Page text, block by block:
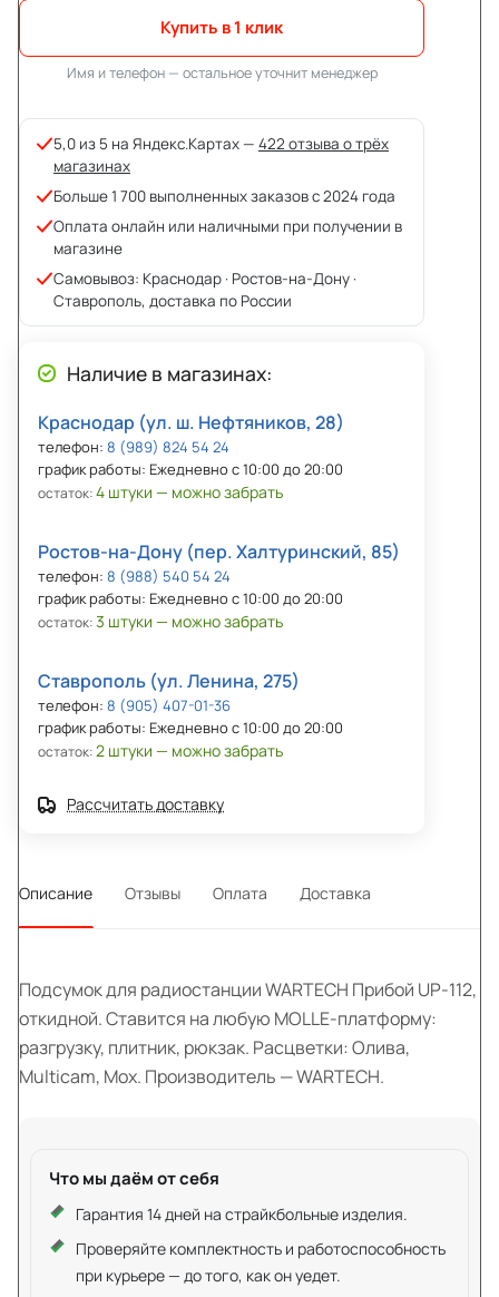
Купить в 1 клик
Имя и телефон — остальное уточнит менеджер
5,0 из 5 на Яндекс.Картах — 422 отзыва о трёх
магазинах
Больше 1 700 выполненных заказов с 2024 года
Оплата онлайн или наличными при получении в
магазине
Самовывоз: Краснодар · Ростов-на-Дону ·
Ставрополь, доставка по России
Наличие в магазинах:
Краснодар (ул. ш. Нефтяников, 28)
телефон: 8 (989) 824 54 24
график работы: Ежедневно с 10:00 до 20:00
остаток:4 штуки — можно забрать
Ростов-на-Дону (пер. Халтуринский, 85)
телефон: 8 (988) 540 54 24
график работы: Ежедневно с 10:00 до 20:00
остаток:3 штуки — можно забрать
Ставрополь (ул. Ленина, 275)
телефон: 8 (905) 407-01-36
график работы: Ежедневно с 10:00 до 20:00
остаток:2 штуки — можно забрать
Рассчитать доставку
Описание Отзывы Оплата Доставка
Подсумок для радиостанции WARTECH Прибой UP-112,
откидной. Ставится на любую MOLLE-платформу:
разгрузку, плитник, рюкзак. Расцветки: Олива,
Multicam, Мох. Производитель — WARTECH.
Что мы даём от себя
Гарантия 14 дней на страйкбольные изделия.
Проверяйте комплектность и работоспособность
при курьере — до того, как он уедет.